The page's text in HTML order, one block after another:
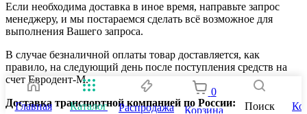
Если необходима доставка в иное время, направьте запрос
менеджеру, и мы постараемся сделать всё возможное для
выполнения Вашего запроса.
В случае безналичной оплаты товар доставляется, как
правило, на следующий день после поступления средств на
счет Евродент-М.
Доставка транспортной компанией по России:
Главная Каталог Распродажа
0
Корзина
Поиск